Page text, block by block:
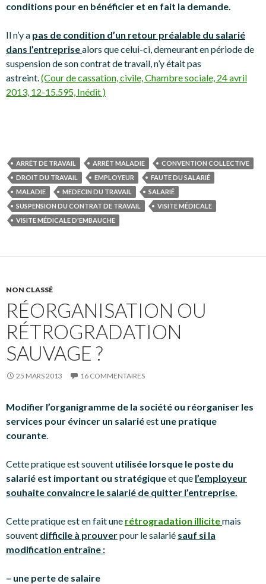
conditions pour en bénéficier et en fait la demande.
Il n’y a pas de condition d’un retour préalable du salarié
dans l’entreprisealors que celui-ci, demeurant en période de
suspension de son contrat de travail, n’y était pas
astreint.(Cour de cassation, civile, Chambre sociale, 24 avril
2013, 12-15.595, Inédit )
ARRÊT DE TRAVAIL ARRÊT MALADIE
CONVENTION COLLECTIVE
DROIT DU TRAVAIL
EMPLOYEUR
FAUTE DU SALARIÉ
MALADIE
MEDECIN DU TRAVAIL
SALARIÉ
SUSPENSION DU CONTRAT DE TRAVAIL
VISITE MÉDICALE
VISITE MÉDICALE D'EMBAUCHE
NON CLASSÉ
RÉORGANISATION OU
RÉTROGRADATION
SAUVAGE ?
25 MARS 2013 16 COMMENTAIRES
Modifier l’organigramme de la société ou réorganiser les
services pour évincer un salariéest une pratique
courante.
Cette pratique est souvent utilisée lorsque le poste du
salarié est important ou stratégiqueet que l’employeur
souhaite convaincre le salarié de quitter l’entreprise.
Cette pratique est en fait une rétrogradation illicitemais
souvent difficile à prouverpour le salarié sauf si la
modification entraîne :
– une perte de salaire